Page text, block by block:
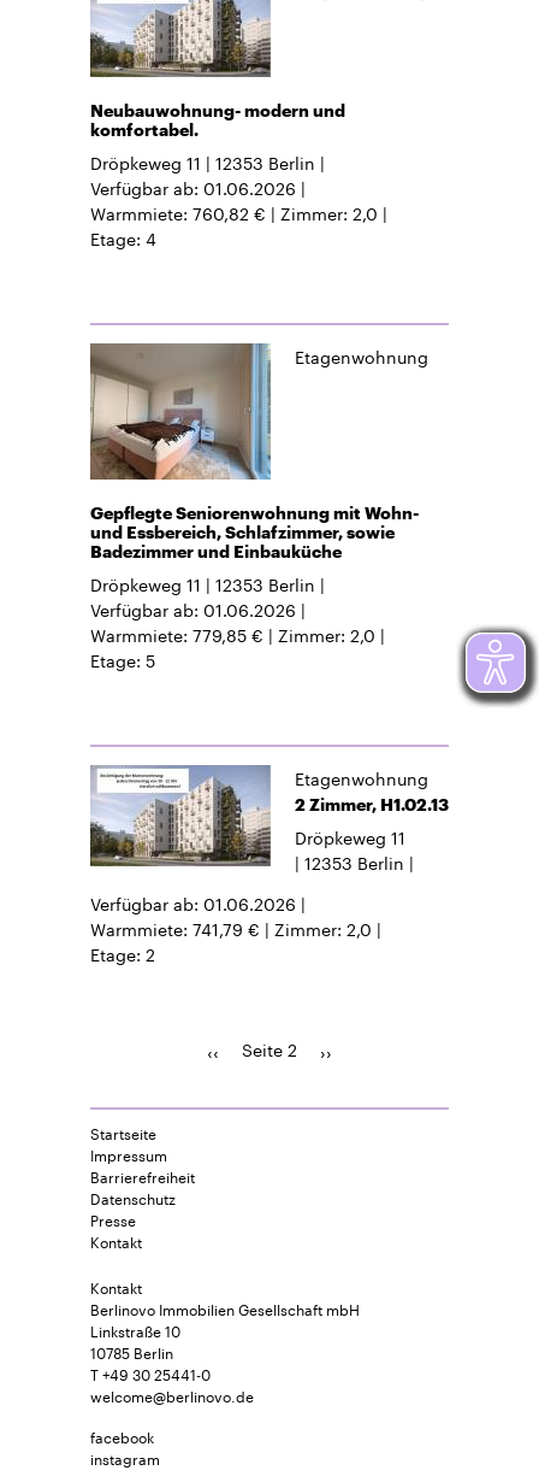
Neubauwohnung- modern und
komfortabel.
Dröpkeweg 11 12353 Berlin
Verfügbar ab 01.06.2026
Warmmiete 760,82 € Zimmer 2,0
Etage 4
Etagenwohnung
Gepflegte Seniorenwohnung mit Wohn-
und Essbereich, Schlafzimmer, sowie
Badezimmer und Einbauküche
Dröpkeweg 11 12353 Berlin
Verfügbar ab 01.06.2026
Warmmiete 779,85 € Zimmer 2,0
Etage 5
Etagenwohnung
2 Zimmer, H1.02.13
Dröpkeweg 11
12353 Berlin
Verfügbar ab 01.06.2026
Warmmiete 741,79 € Zimmer 2,0
Etage 2
Seitennummerierung
Vorherige
‹‹ Seite 2 Nächste
››
Startseite
Impressum
Barrierefreiheit
Datenschutz
Presse
Kontakt
Kontakt
Berlinovo Immobilien Gesellschaft mbH
Linkstraße 10
10785 Berlin
T +49 30 25441-0
welcome@berlinovo.de
facebook
instagram